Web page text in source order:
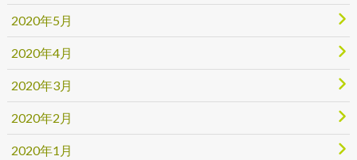
2020年5月
2020年4月
2020年3月
2020年2月
2020年1月